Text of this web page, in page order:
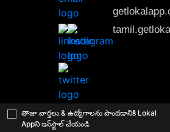
తాజా వార్తలు & ఉద్యోగాలను పొందడానికి Lokal
Appని ఇన్‌స్టాల్ చేయండిThis material may not be published, transmitted, rewritten or redistributed. © 2020 Lokal